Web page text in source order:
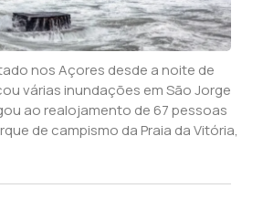
nos Açores desde a noite de
várias inundações em São Jorge
ao realojamento de 67 pessoas
de campismo da Praia da Vitória,